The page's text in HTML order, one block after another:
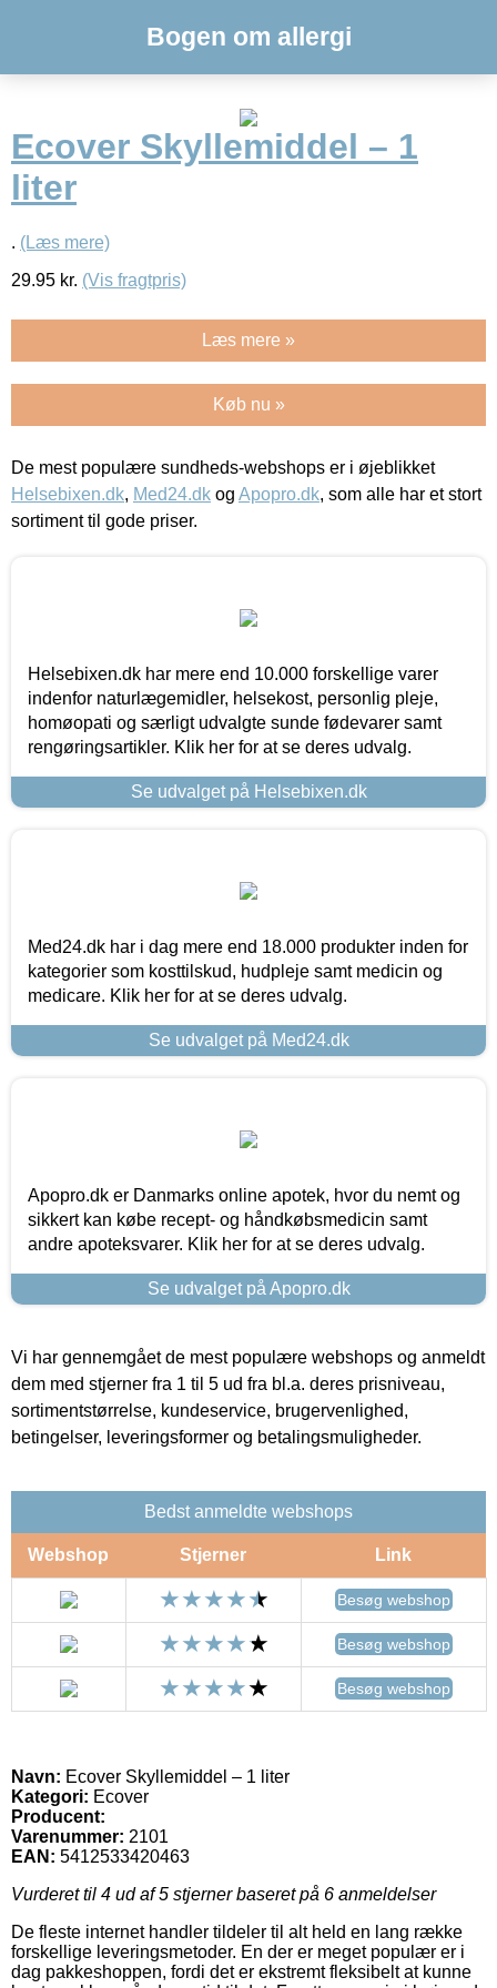
Bogen om allergi
Ecover Skyllemiddel – 1
liter
. (Læs mere)
29.95 kr. (Vis fragtpris)
Læs mere »
Køb nu »
De mest populære sundheds-webshops er i øjeblikket
Helsebixen.dk, Med24.dk og Apopro.dk, som alle har et stort
sortiment til gode priser.
Helsebixen.dk har mere end 10.000 forskellige varer
indenfor naturlægemidler, helsekost, personlig pleje,
homøopati og særligt udvalgte sunde fødevarer samt
rengøringsartikler. Klik her for at se deres udvalg.
Se udvalget på Helsebixen.dk
Med24.dk har i dag mere end 18.000 produkter inden for
kategorier som kosttilskud, hudpleje samt medicin og
medicare. Klik her for at se deres udvalg.
Se udvalget på Med24.dk
Apopro.dk er Danmarks online apotek, hvor du nemt og
sikkert kan købe recept- og håndkøbsmedicin samt
andre apoteksvarer. Klik her for at se deres udvalg.
Se udvalget på Apopro.dk
Vi har gennemgået de mest populære webshops og anmeldt
dem med stjerner fra 1 til 5 ud fra bl.a. deres prisniveau,
sortimentstørrelse, kundeservice, brugervenlighed,
betingelser, leveringsformer og betalingsmuligheder.
Bedst anmeldte webshops
Webshop Stjerner Link
Besøg webshop
Besøg webshop
Besøg webshop
Navn: Ecover Skyllemiddel – 1 liter
Kategori: Ecover
Producent:
Varenummer: 2101
EAN: 5412533420463
Vurderet til 4 ud af 5 stjerner baseret på 6 anmeldelser
De fleste internet handler tildeler til alt held en lang række
forskellige leveringsmetoder. En der er meget populær er i
dag pakkeshoppen, fordi det er ekstremt fleksibelt at kunne